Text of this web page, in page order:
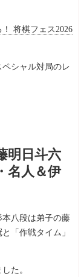
将棋フェス2026
シャル対局のレ
明日斗六
名人＆伊
八段は弟子の藤
「作戦タイム」
た。